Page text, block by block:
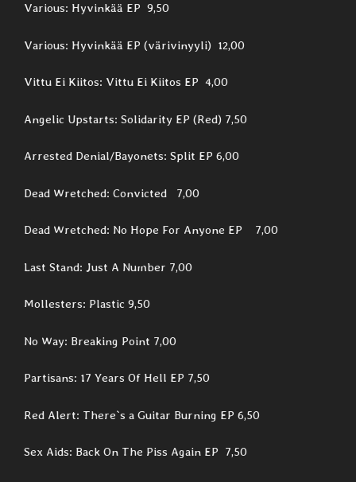
Various: Hyvinkää EP 9,50
Various: Hyvinkää EP (värivinyyli) 12,00
Vittu Ei Kiitos: Vittu Ei Kiitos EP 4,00
Angelic Upstarts: Solidarity EP (Red) 7,50
Arrested Denial/Bayonets: Split EP 6,00
Dead Wretched: Convicted 7,00
Dead Wretched: No Hope For Anyone EP 7,00
Last Stand: Just A Number 7,00
Mollesters: Plastic 9,50
No Way: Breaking Point 7,00
Partisans: 17 Years Of Hell EP 7,50
Red Alert: There`s a Guitar Burning EP 6,50
Sex Aids: Back On The Piss Again EP 7,50